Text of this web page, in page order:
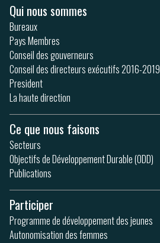
Qui nous sommes
Bureaux
Pays Membres
Conseil des gouverneurs
Conseil des directeurs exécutifs 2016-2019
President
La haute direction
Ce que nous faisons
Secteurs
Objectifs de Développement Durable (ODD)
Publications
Participer
Programme de développement des jeunes
Autonomisation des femmes